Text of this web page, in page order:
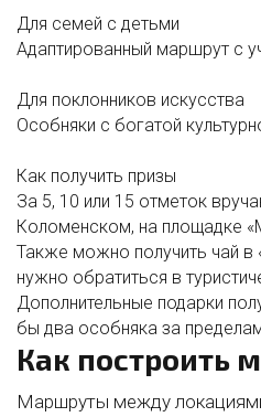
Для семей с детьми
Адаптированный маршрут с
Для поклонников искусства
Особняки с богатой
Как получить призы
За 5, 10 или 15 отметок
Коломенском, на площадке
Также можно получить чай в
нужно обратиться в
Дополнительные подарки
бы два особняка за
Как построить
Маршруты между